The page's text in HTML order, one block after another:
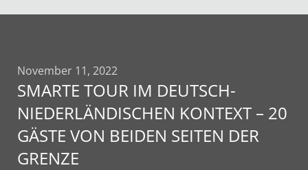
November 11, 2022
SMARTE TOUR IM DEUTSCH-
NIEDERLÄNDISCHEN KONTEXT – 20
GÄSTE VON BEIDEN SEITEN DER
GRENZE